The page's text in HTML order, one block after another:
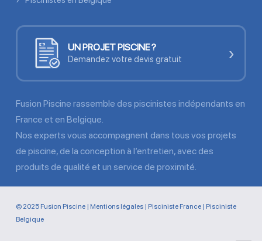
UN PROJET PISCINE ?
Demandez votre devis gratuit ›
Fusion Piscine rassemble des piscinistes indépendants en
France et en Belgique.
Nos experts vous accompagnent dans tous vos projets
de piscine, de la conception à l’entretien, avec des
produits de qualité et un service de proximité.
© 2025 Fusion Piscine | Mentions légales| Pisciniste France| Pisciniste
Belgique